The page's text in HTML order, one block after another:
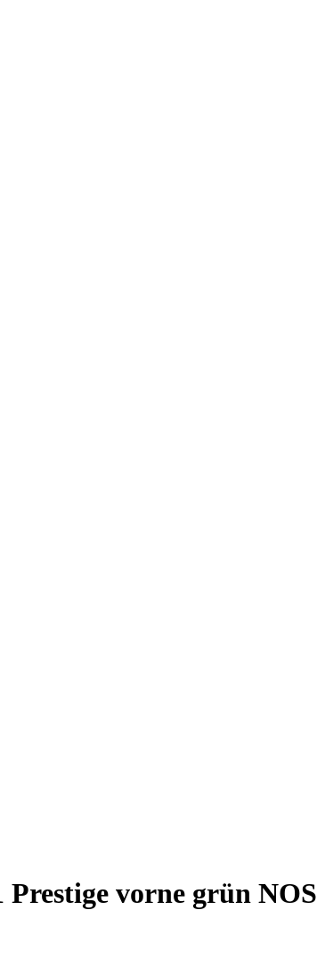
vorne grün NOS